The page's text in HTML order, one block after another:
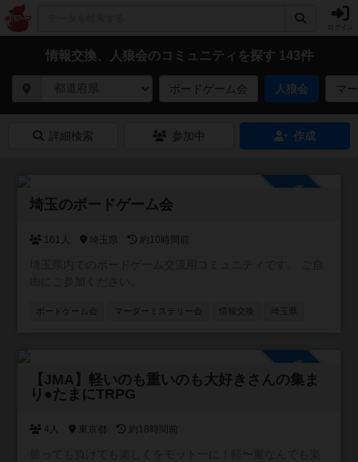
情報交換、人狼会のコミュニティを探す 143件
ボードゲーム会 人狼会 マ
詳細検索 参加中 作成
埼玉のボードゲーム会
161人 埼玉県 約10時間前
ボードゲーム会 マーダーミステリー会 情報交換
参加自由
【JMA】軽いのも重いのも大好きさんの集ま
り●たまにTRPG
4人 東京都 約18時間前